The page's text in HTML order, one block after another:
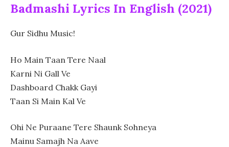
Badmashi Lyrics In English (2021)
Gur Sidhu Music!
Ho Main Taan Tere Naal
Karni Ni Gall Ve
Dashboard Chakk Gayi
Taan Si Main Kal Ve
Ohi Ne Puraane Tere Shaunk Sohneya
Mainu Samajh Na Aave